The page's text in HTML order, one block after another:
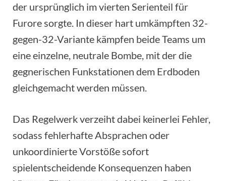
der ursprünglich im vierten Serienteil für
Furore sorgte. In dieser hart umkämpften 32-
gegen-32-Variante kämpfen beide Teams um
eine einzelne, neutrale Bombe, mit der die
gegnerischen Funkstationen dem Erdboden
gleichgemacht werden müssen.
Das Regelwerk verzeiht dabei keinerlei Fehler,
sodass fehlerhafte Absprachen oder
unkoordinierte Vorstöße sofort
spielentscheidende Konsequenzen haben